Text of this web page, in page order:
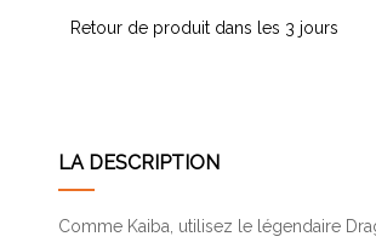
Retour de produit dans les 3 jours
LA DESCRIPTION
Comme Kaiba, utilisez le légendaire